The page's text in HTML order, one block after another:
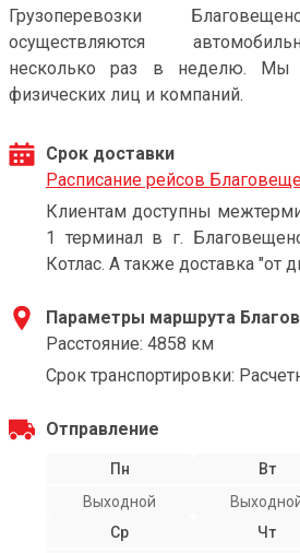
Грузоперевозки
осуществляются
несколько раз в неделю. Мы
физических лиц и компаний.
Срок доставки
Расписание рейсов
Клиентам доступны
1 терминал в г.
Котлас. А также доставка "от
Параметры маршрута
Расстояние: 4858 км
Срок транспортировки:
Отправление
Пн
Выходной
Вт
Ср
Чт